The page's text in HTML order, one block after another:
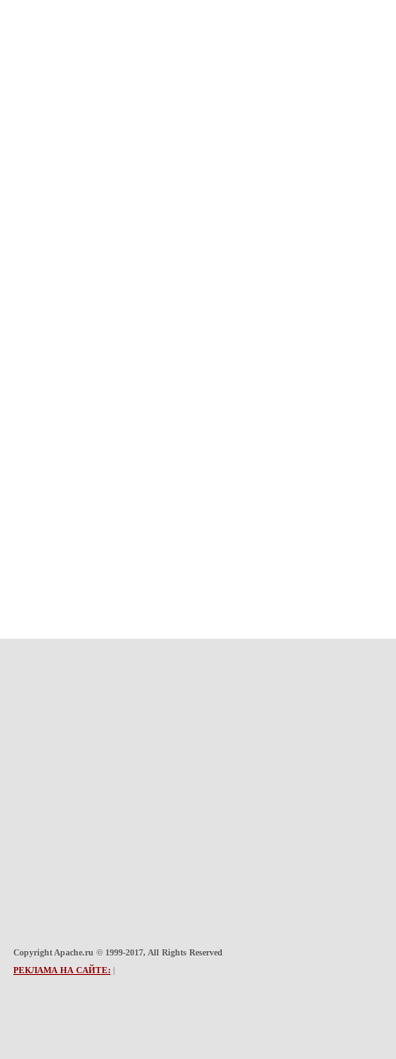
Copyright Apache.ru © 1999-2017, All Rights Reserved
РЕКЛАМА НА САЙТЕ: |